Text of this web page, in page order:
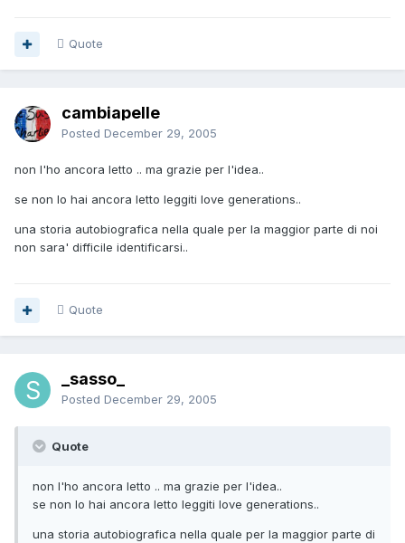
Quote
cambiapelle
Posted December 29, 2005
non l'ho ancora letto .. ma grazie per l'idea..
se non lo hai ancora letto leggiti love generations..
una storia autobiografica nella quale per la maggior parte di noi
non sara' difficile identificarsi..
Quote
_sasso_
Posted December 29, 2005
Quote
non l'ho ancora letto .. ma grazie per l'idea..
se non lo hai ancora letto leggiti love generations..
una storia autobiografica nella quale per la maggior parte di